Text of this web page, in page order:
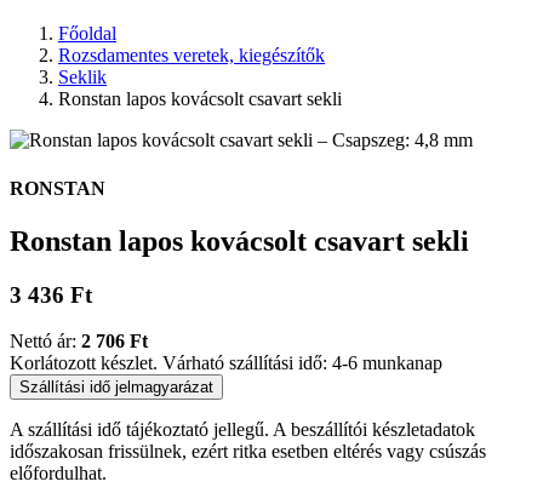
Főoldal
Rozsdamentes veretek, kiegészítők
Seklik
Ronstan lapos kovácsolt csavart sekli
RONSTAN
Ronstan lapos kovácsolt csavart sekli
3 436 Ft
Nettó ár: 2 706 Ft
Korlátozott készlet. Várható szállítási idő: 4-6 munkanap
Szállítási idő jelmagyarázat
A szállítási idő tájékoztató jellegű. A beszállítói készletadatok
időszakosan frissülnek, ezért ritka esetben eltérés vagy csúszás
előfordulhat.